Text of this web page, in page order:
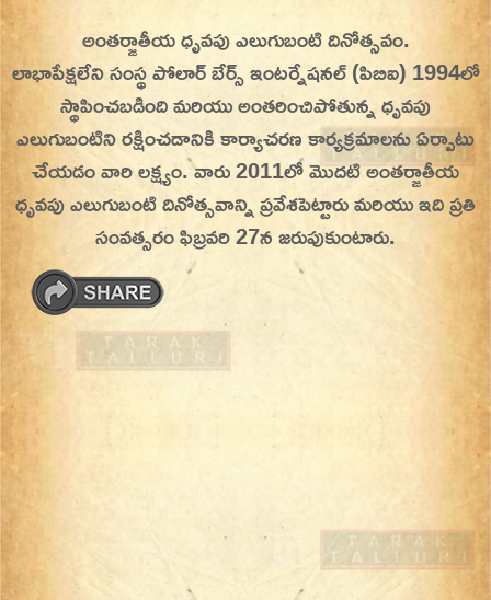
Skip
to
content
On This Day
Today in History | On This Day | This Day in
History | Today in India | What Happened
Today in India | Charitralo eroju | charitra lo
eroju |
అంతర్జాతీయ ధృవపు ఎలుగుబంటి దినోత్సవం.
లాభాపేక్షలేని సంస్థ పోలార్ బేర్స్ ఇంటర్నేషనల్ (పిబిఐ) 1994లో
స్థాపించబడింది మరియు అంతరించిపోతున్న ధృవపు
ఎలుగుబంటిని రక్షించడానికి కార్యాచరణ కార్యక్రమాలను ఏర్పాటు
చేయడం వారి లక్ష్యం. వారు 2011లో మొదటి అంతర్జాతీయ
ధృవపు ఎలుగుబంటి దినోత్సవాన్ని ప్రవేశపెట్టారు మరియు ఇది ప్రతి
సంవత్సరం ఫిబ్రవరి 27న జరుపుకుంటారు.